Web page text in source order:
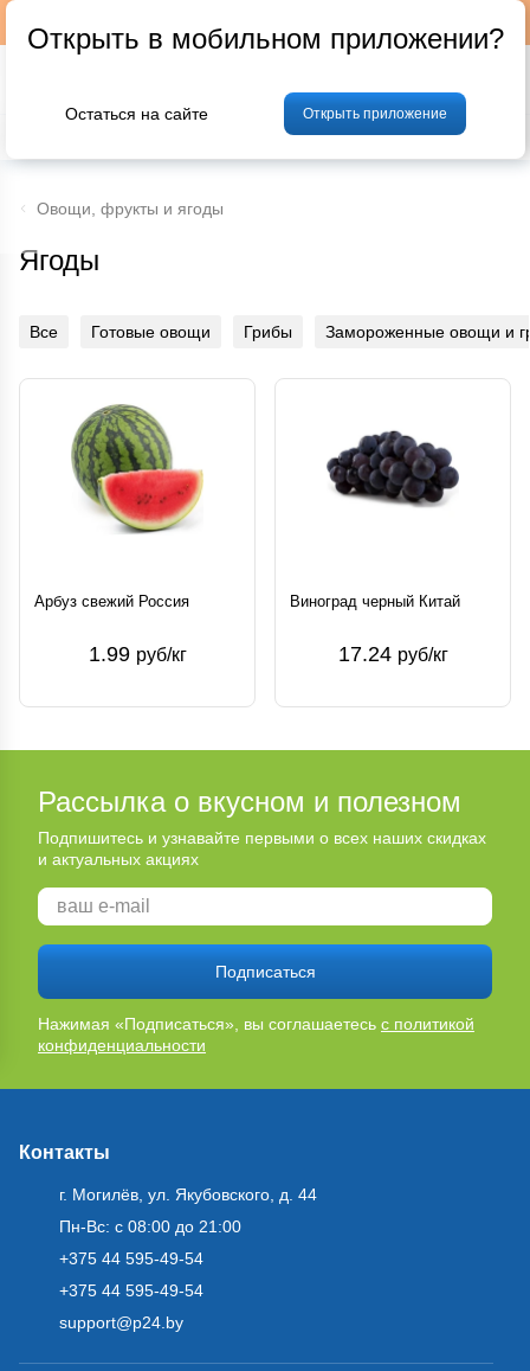
Фрукты и овощи Мясо Птица
Овощи, фрукты и ягоды
Ягоды
Все Готовые овощи Грибы Замороженные овощи и
Арбуз свежий Россия
1.99 руб/кг
Виноград черный Китай
17.24 руб/кг
Рассылка о вкусном и полезном
Подпишитесь и узнавайте первыми о всех наших скидках
и актуальных акциях
Подписаться
Нажимая «Подписаться», вы соглашаетесь с политикой
конфиденциальности
Контакты
г. Могилёв, ул. Якубовского, д. 44
Пн-Вс: с 08:00 до 21:00
+375 44 595-49-54
+375 44 595-49-54
support@p24.by
Открыть в мобильном приложении?
Остаться на сайте Открыть приложение